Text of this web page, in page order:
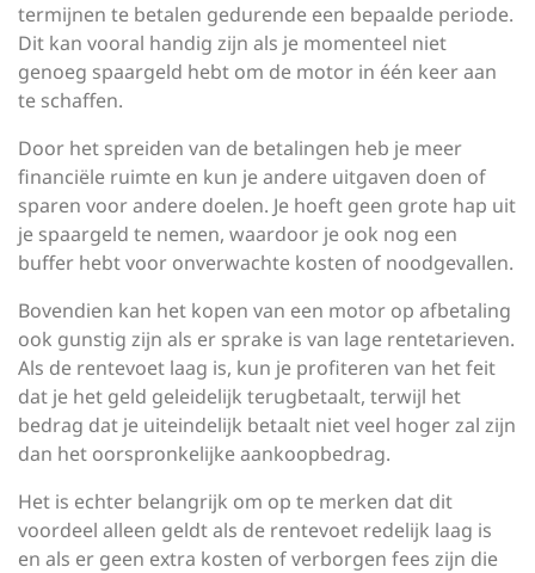
termijnen te betalen gedurende een bepaalde periode.
Dit kan vooral handig zijn als je momenteel niet
genoeg spaargeld hebt om de motor in één keer aan
te schaffen.
Door het spreiden van de betalingen heb je meer
financiële ruimte en kun je andere uitgaven doen of
sparen voor andere doelen. Je hoeft geen grote hap uit
je spaargeld te nemen, waardoor je ook nog een
buffer hebt voor onverwachte kosten of noodgevallen.
Bovendien kan het kopen van een motor op afbetaling
ook gunstig zijn als er sprake is van lage rentetarieven.
Als de rentevoet laag is, kun je profiteren van het feit
dat je het geld geleidelijk terugbetaalt, terwijl het
bedrag dat je uiteindelijk betaalt niet veel hoger zal zijn
dan het oorspronkelijke aankoopbedrag.
Het is echter belangrijk om op te merken dat dit
voordeel alleen geldt als de rentevoet redelijk laag is
en als er geen extra kosten of verborgen fees zijn die